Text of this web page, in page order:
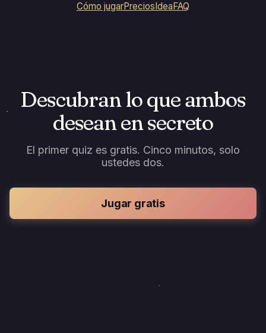
Cómo jugarPrecios Idea FAQ
Descubran lo que ambos
desean en secreto
El primer quiz es gratis. Cinco minutos, solo
ustedes dos.
Jugar gratis